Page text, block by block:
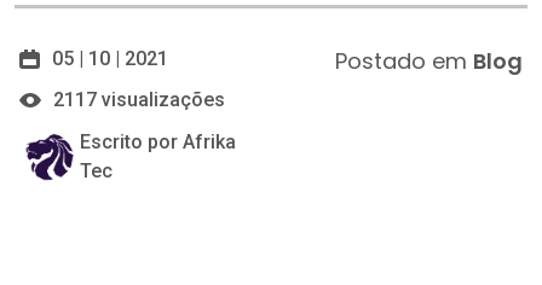
05 | 10 | 2021
2117 visualizações
Escrito por Afrika
Tec
Postado em Blog